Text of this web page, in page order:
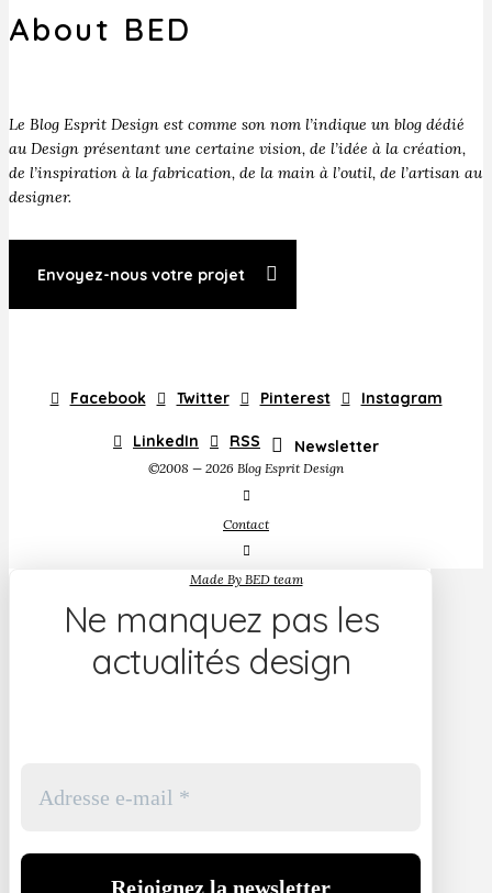
About BED
Le Blog Esprit Design est comme son nom l’indique un blog dédié
au Design présentant une certaine vision, de l’idée à la création,
de l’inspiration à la fabrication, de la main à l’outil, de l’artisan au
designer.
Envoyez-nous votre projet
Facebook Twitter Pinterest Instagram
LinkedIn RSS Newsletter
©2008 — 2026 Blog Esprit Design
Contact
Made By BED team
Ne manquez pas les
actualités design